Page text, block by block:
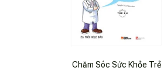
Chăm Sóc Sức Khỏe Trẻ